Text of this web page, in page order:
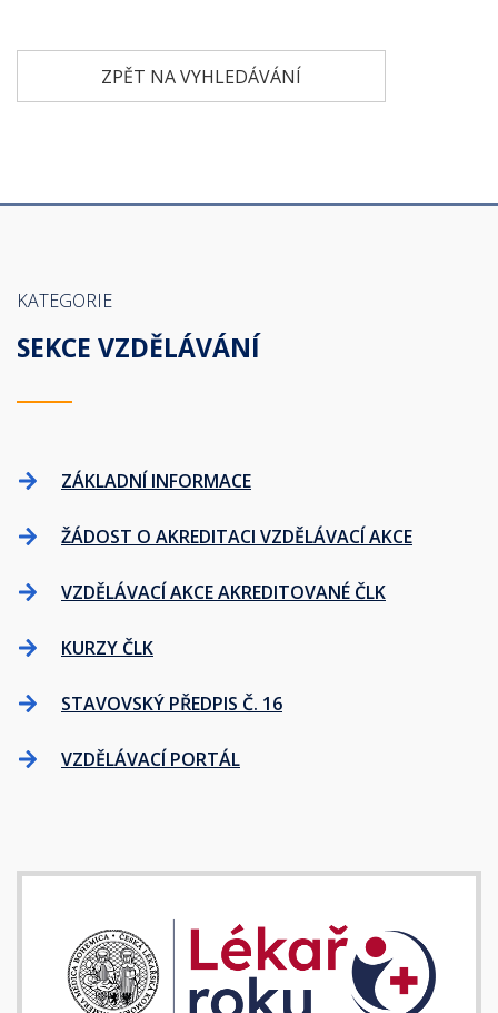
ZPĚT NA VYHLEDÁVÁNÍ
KATEGORIE
SEKCE VZDĚLÁVÁNÍ
ZÁKLADNÍ INFORMACE
ŽÁDOST O AKREDITACI VZDĚLÁVACÍ AKCE
VZDĚLÁVACÍ AKCE AKREDITOVANÉ ČLK
KURZY ČLK
STAVOVSKÝ PŘEDPIS Č. 16
VZDĚLÁVACÍ PORTÁL